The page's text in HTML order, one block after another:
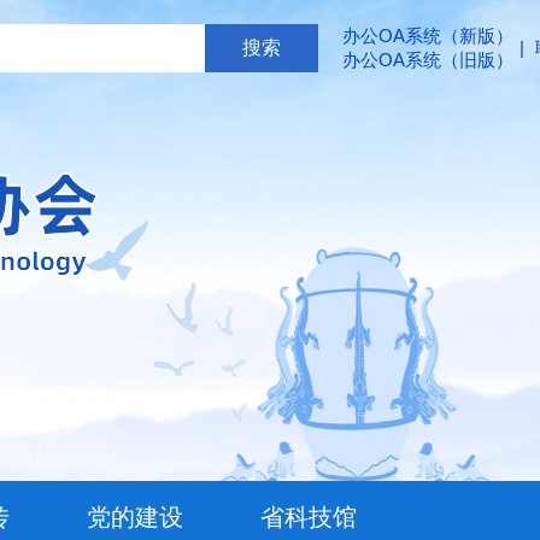
办公OA系统（新版）
办公OA系统（旧版）
|
党的建设 省科技馆